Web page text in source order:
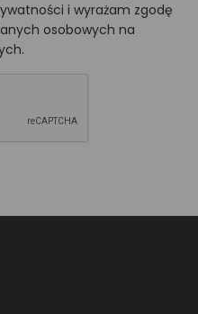
i wyrażam zgodę
osobowych na